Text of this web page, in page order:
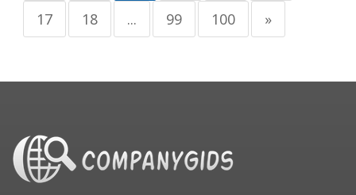
17
18 ... 99 100 »